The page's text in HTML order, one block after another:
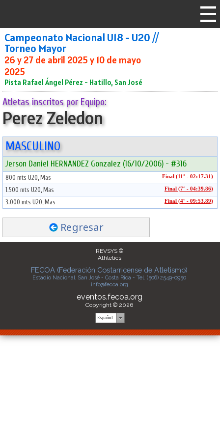
Campeonato Nacional U18 - U20 //
Torneo Mayor
26 y 27 de abril 2025 y 10 de mayo
2025
Pista Rafael Ángel Pérez - Hatillo, San José
Atletas inscritos por Equipo:
Perez Zeledon
MASCULINO
Jerson Daniel HERNANDEZ Gonzalez (16/10/2006) - #316
800 mts U20, Mas Final (11° - 02:17.31)
1.500 mts U20, Mas Final (7° - 04:39.86)
3.000 mts U20, Mas Final (4° - 09:53.89)
Regresar
REVSYS ®
Athletics
FECOA (Federación Costarricense de Atletismo)
Estadio Nacional, San José - Costa Rica - Tel. (506) 2549-0950
info@fecoa.org
eventos.fecoa.org
Copyright © 2026